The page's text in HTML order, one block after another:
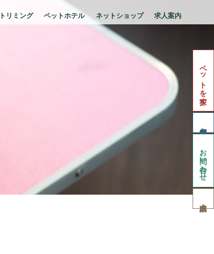
トリミング ペットホテル ネットショップ 求人案内
ペットを探す
お問い合わせ